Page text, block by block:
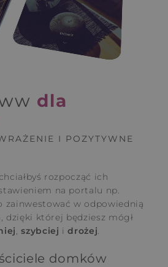
dla
I POZYTYWNE
rozpocząć ich
na portalu np.
zainwestować w odpowiednią
której będziesz mógł
,szybciej idrożej.
domków